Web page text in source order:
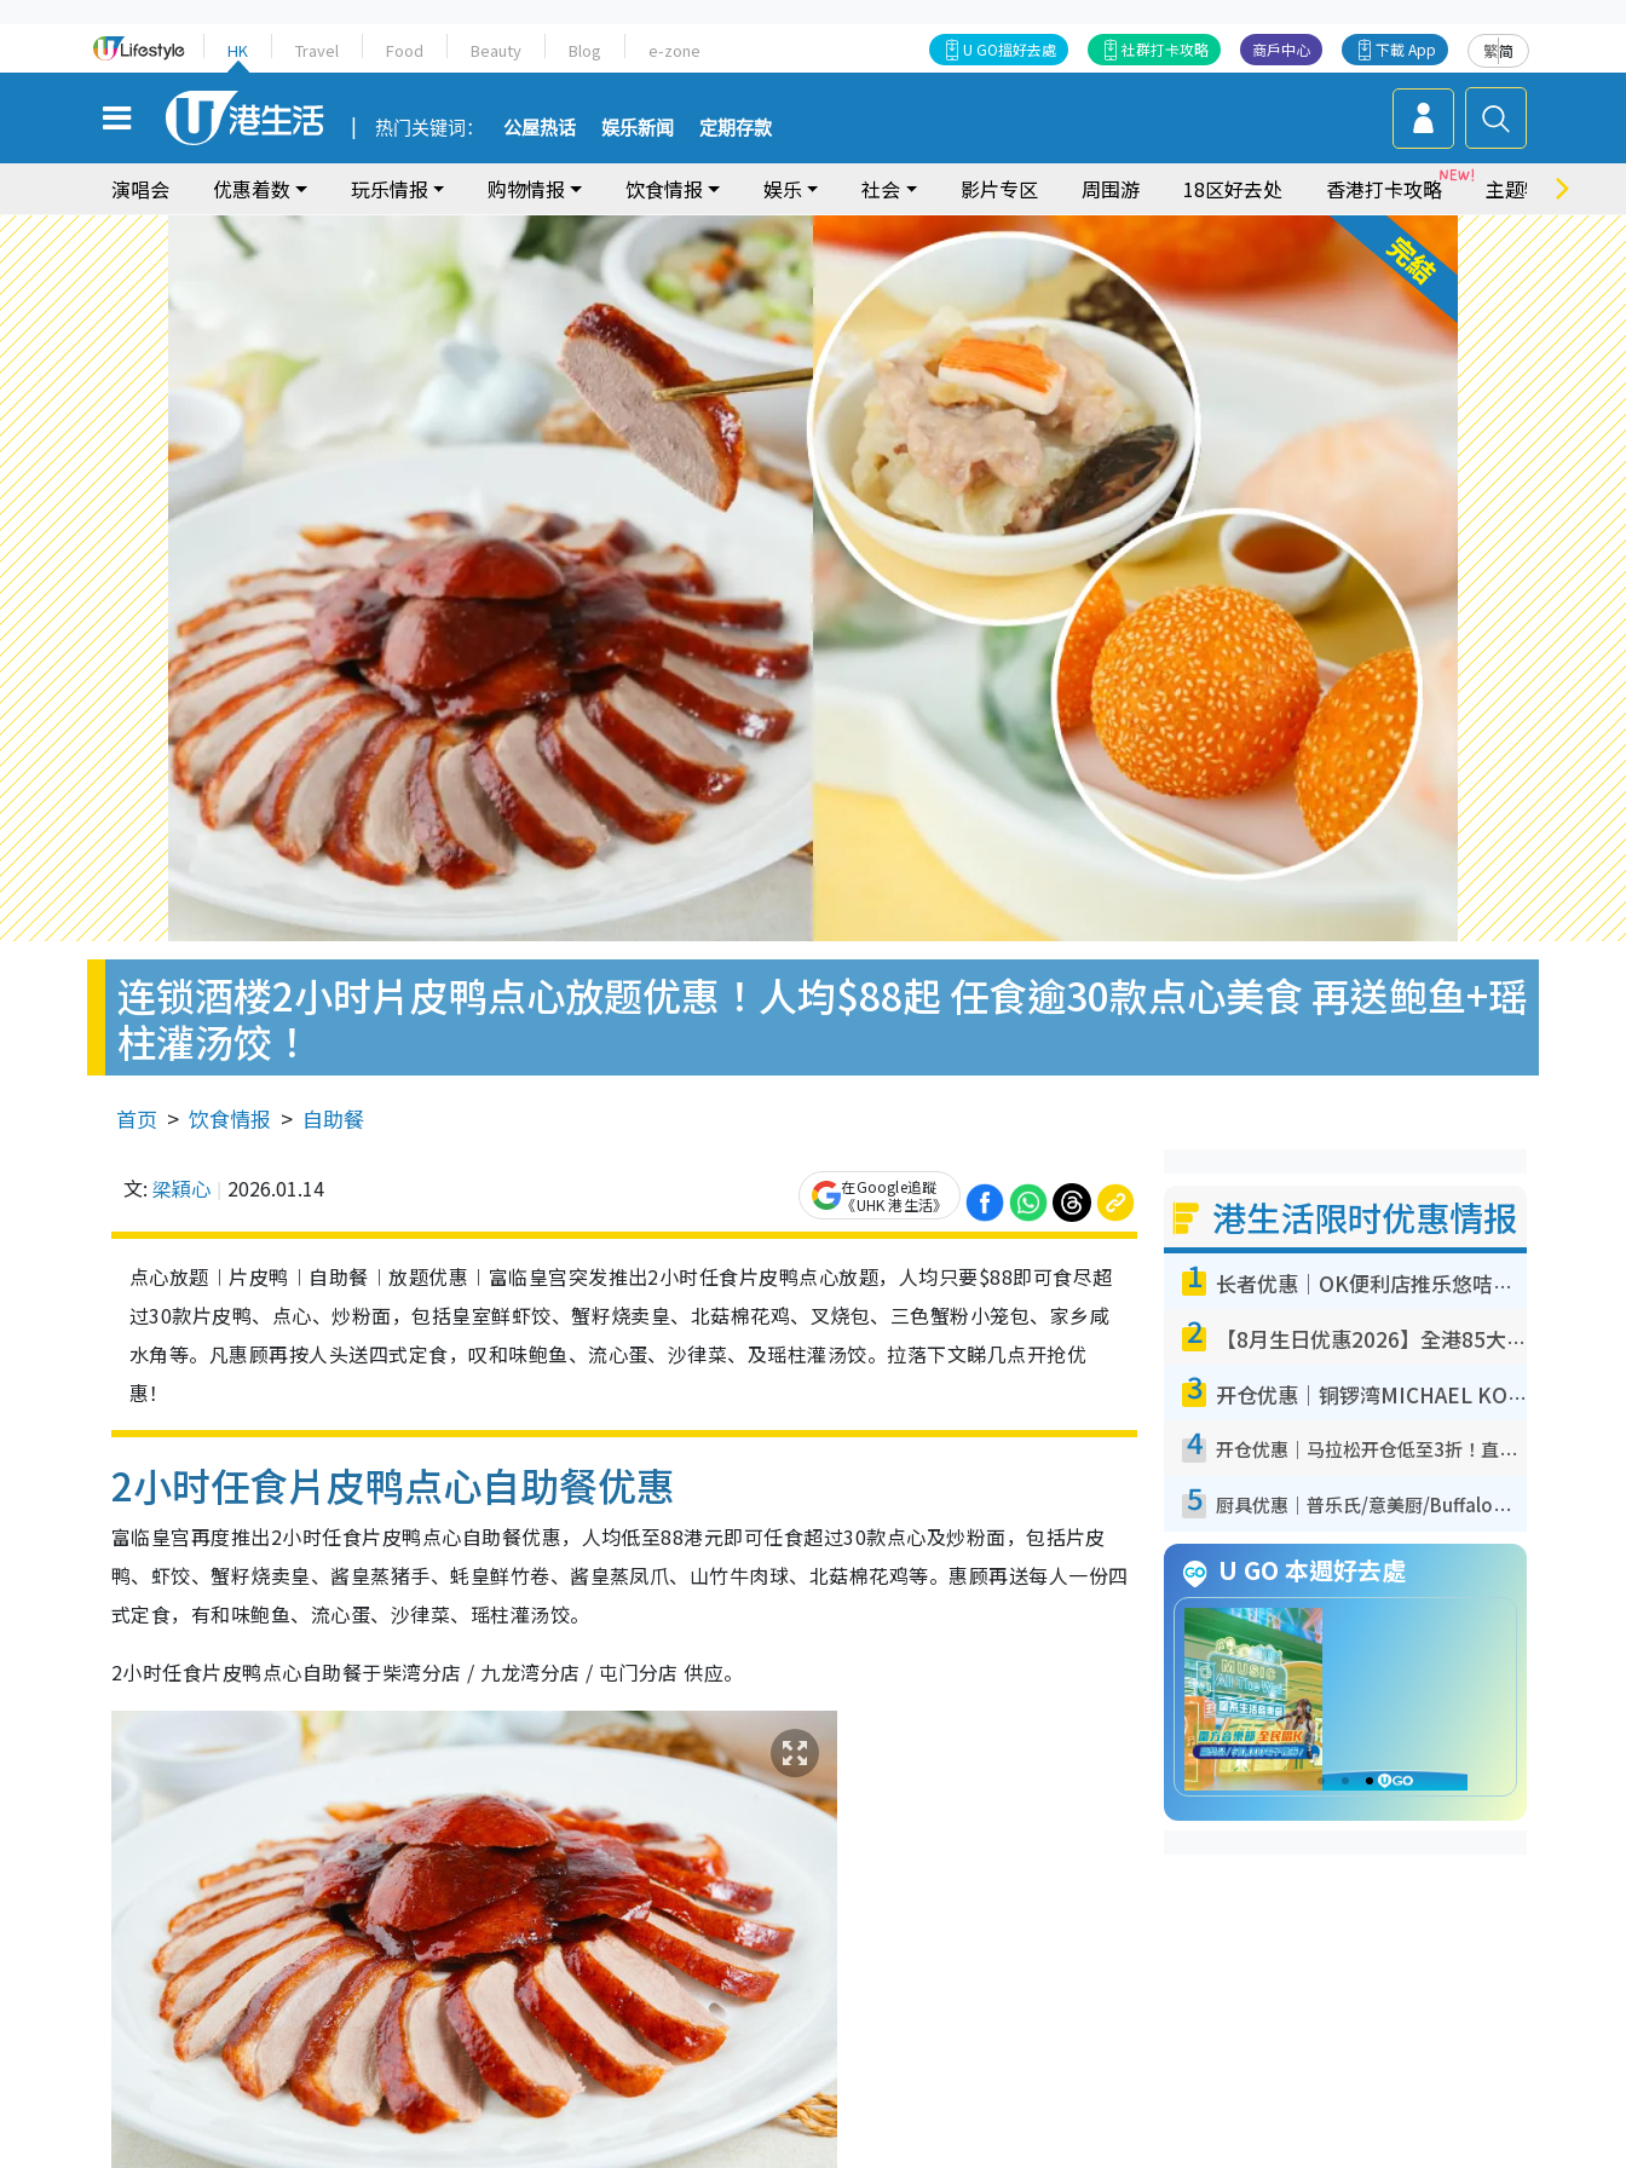
HK Travel Food Beauty Blog e-zone 繁简
下載 App
商戶中心
社群打卡攻略
U GO搵好去處
热门关键词： 公屋热话 娱乐新闻 定期存款
演唱会 优惠着数 玩乐情报 购物情报 饮食情报 娱乐 社会 影片专区 周围游 18区好去处 香港打卡攻略 主题特集
连锁酒楼2小时片皮鸭点心放题优惠！人均$88起 任食逾30款点心美食 再送鲍鱼+瑶
柱灌汤饺！
首页 饮食情报 自助餐
文: 梁穎心 2026.01.14
在Google追蹤
《UHK 港生活》
点心放题︱片皮鸭︱自助餐︱放题优惠︱富临皇宫突发推出2小时任食片皮鸭点心放题，人均只要$88即可食尽超
过30款片皮鸭、点心、炒粉面，包括皇室鲜虾饺、蟹籽烧卖皇、北菇棉花鸡、叉烧包、三色蟹粉小笼包、家乡咸
水角等。凡惠顾再按人头送四式定食，叹和味鲍鱼、流心蛋、沙律菜、及瑶柱灌汤饺。拉落下文睇几点开抢优
惠！
2小时任食片皮鸭点心自助餐优惠
富临皇宫再度推出2小时任食片皮鸭点心自助餐优惠，人均低至88港元即可任食超过30款点心及炒粉面，包括片皮
鸭、虾饺、蟹籽烧卖皇、酱皇蒸猪手、蚝皇鲜竹卷、酱皇蒸凤爪、山竹牛肉球、北菇棉花鸡等。惠顾再送每人一份四
式定食，有和味鲍鱼、流心蛋、沙律菜、瑶柱灌汤饺。
2小时任食片皮鸭点心自助餐于柴湾分店 / 九龙湾分店 / 屯门分店 供应。
港生活限时优惠情报
1 长者优惠｜OK便利店推乐悠咭优惠！买面包/牛奶/保健品拍卡即减
2 【8月生日优惠2026】全港85大食买玩著数攻略 自助餐/火锅放题同行免费＋诚品/DONKI送现金券
3 开仓优惠｜铜锣湾MICHAEL KORS开仓低至17折！直击$500起买手袋/钱包/鞋款 必买经典Jet Set系列
4 开仓优惠｜马拉松开仓低至3折！直击$99起买adidas／New Balance／Puma鞋款 STANLEY保温杯劈价至$119起
5 厨具优惠｜普乐氏/意美厨/Buffalo厨具低至3折！$89起买煎锅/炒锅/个人锅 同场小家电激减至$99起
U GO 本週好去處